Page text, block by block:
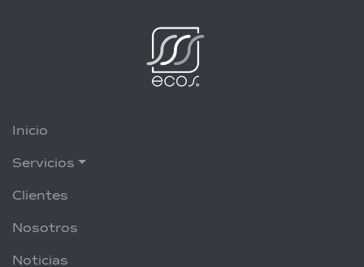
Inicio
Servicios
Clientes
Nosotros
Noticias